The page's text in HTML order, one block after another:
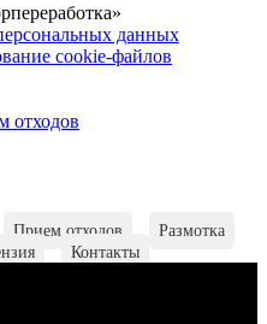
данных
cookie-файлов
отходов
Прием отходов
Размотка
Контакты